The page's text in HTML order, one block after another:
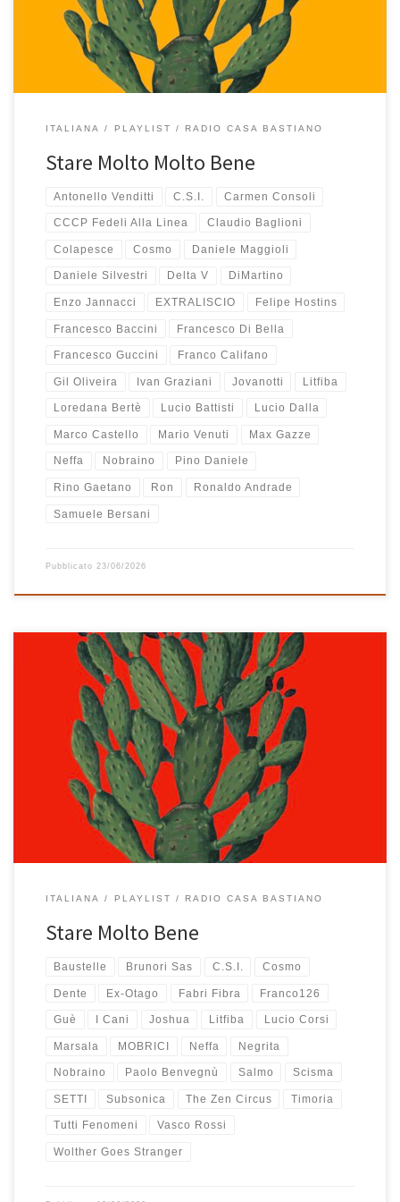
canzoni fantastiche, di grande ispirazione e […]
ITALIANA PLAYLIST RADIO CASA BASTIANO
Stare Molto Molto Bene
Antonello Venditti C.S.I. Carmen Consoli
CCCP Fedeli Alla Linea Claudio Baglioni
Colapesce Cosmo Daniele Maggioli
Daniele Silvestri Delta V DiMartino
Enzo Jannacci EXTRALISCIO Felipe Hostins
Francesco Baccini Francesco Di Bella
Francesco Guccini Franco Califano
Gil Oliveira Ivan Graziani Jovanotti Litfiba
Loredana Bertè Lucio Battisti Lucio Dalla
Marco Castello Mario Venuti Max Gazze
Neffa Nobraino Pino Daniele
Rino Gaetano Ron Ronaldo Andrade
Samuele Bersani
Pubblicato 23/06/2026
Chiamatela come volete: lato B, part two, side B, parte seconda…
dopo Stare Bene a me è venuto spontaneo chiamarla “Stare
Molto Bene” e quel Molto fa tutta la differenza del mondo perché
questa nuova playlist è potente, è rock, è carica da morire. L’ho
già ascoltata diverse volte, l’ho […]
ITALIANA PLAYLIST RADIO CASA BASTIANO
Stare Molto Bene
Baustelle Brunori Sas C.S.I. Cosmo
Dente Ex-Otago Fabri Fibra Franco126
Guè I Cani Joshua Litfiba Lucio Corsi
Marsala MOBRICI Neffa Negrita
Nobraino Paolo Benvegnù Salmo Scisma
SETTI Subsonica The Zen Circus Timoria
Tutti Fenomeni Vasco Rossi
Wolther Goes Stranger